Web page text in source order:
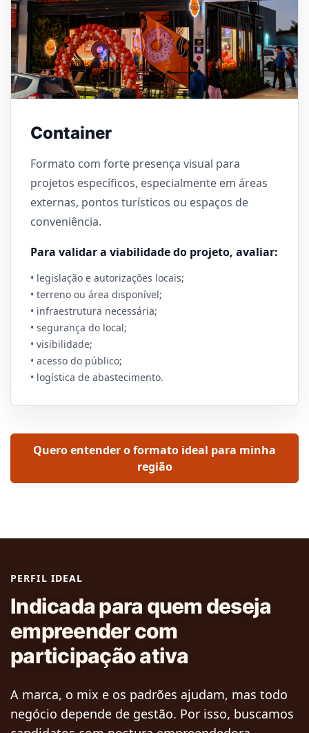
Container
Formato com forte presença visual para
projetos específicos, especialmente em áreas
externas, pontos turísticos ou espaços de
conveniência.
Para validar a viabilidade do projeto, avaliar:
• legislação e autorizações locais;
• terreno ou área disponível;
• infraestrutura necessária;
• segurança do local;
• visibilidade;
• acesso do público;
• logística de abastecimento.
Quero entender o formato ideal para minha
região
PERFIL IDEAL
Indicada para quem deseja
empreender com
participação ativa
A marca, o mix e os padrões ajudam, mas todo
negócio depende de gestão. Por isso, buscamos